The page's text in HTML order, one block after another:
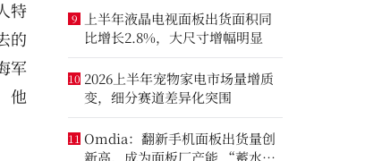
特
的
军
他
9
上半年液晶电视面板出货面积同
比增长2.8%，大尺寸增幅明显
10 2026上半年宠物家电市场量增质
变，细分赛道差异化突围
11 Omdia：翻新手机面板出货量创
新高，成为面板厂产能 “蓄水